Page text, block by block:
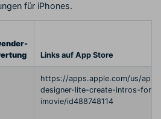
für iPhones.
Links auf App Store
https://apps.apple.com/us/app/
designer-lite-create-intros-for-
imovie/id488748114